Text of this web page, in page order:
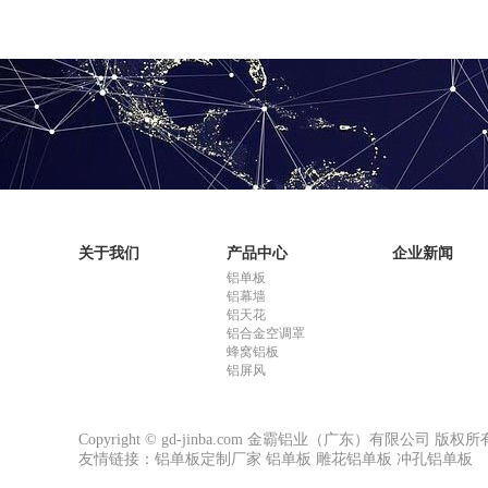
关于我们 产品中心
铝单板
铝幕墙
铝天花
铝合金空调罩
蜂窝铝板
铝屏风
企业新闻
Copyright © gd-jinba.com 金霸铝业（广东）有限公司 版权所
友情链接： 铝单板定制厂家 铝单板 雕花铝单板 冲孔铝单板